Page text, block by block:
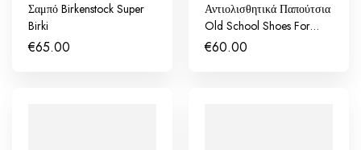
Σαμπό Birkenstock Super
Birki
€65.00
Αντιολισθητικά Παπούτσια
Old School Shoes For
Crews
€60.00